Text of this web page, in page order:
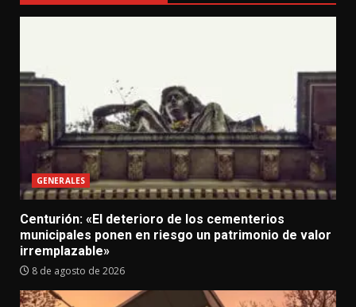
GENERALES
Centurión: «El deterioro de los cementerios
municipales ponen en riesgo un patrimonio de valor
irremplazable»
8 de agosto de 2026